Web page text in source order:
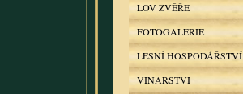
LOV ZVĚŘE
FOTOGALERIE
LESNÍ HOSPODÁŘSTVÍ
VINAŘSTVÍ